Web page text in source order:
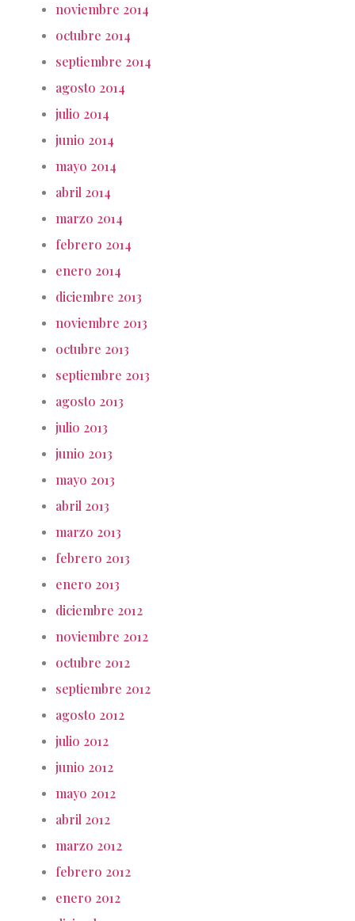
noviembre 2014
octubre 2014
septiembre 2014
agosto 2014
julio 2014
junio 2014
mayo 2014
abril 2014
marzo 2014
febrero 2014
enero 2014
diciembre 2013
noviembre 2013
octubre 2013
septiembre 2013
agosto 2013
julio 2013
junio 2013
mayo 2013
abril 2013
marzo 2013
febrero 2013
enero 2013
diciembre 2012
noviembre 2012
octubre 2012
septiembre 2012
agosto 2012
julio 2012
junio 2012
mayo 2012
abril 2012
marzo 2012
febrero 2012
enero 2012